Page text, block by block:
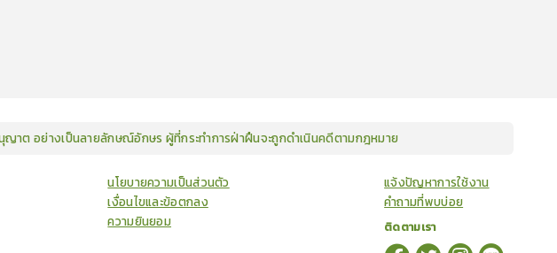
าต อย่างเป็นลายลักษณ์อักษร ผู้ที่กระทำการฝ่าฝืนจะถูกดำเนินคดีตามกฎหมาย
นโยบายความเป็นส่วนตัว
เงื่อนไขและข้อตกลง
ความยินยอม
แจ้งปัญหาการใช้งาน
คำถามที่พบบ่อย
ติดตามเรา